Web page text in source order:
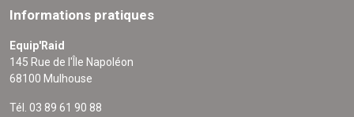
Informations pratiques
Equip'Raid
145 Rue de l'Île Napoléon
68100 Mulhouse
Tél. 03 89 61 90 88